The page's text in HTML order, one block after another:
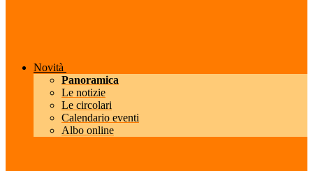
Novità
Panoramica
Le notizie
Le circolari
Calendario eventi
Albo online